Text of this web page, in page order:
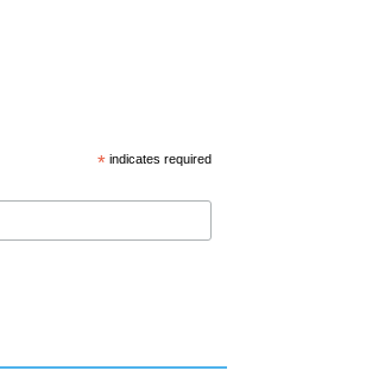
* indicates required